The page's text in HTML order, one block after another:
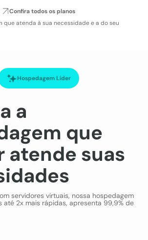
Confira todos os planos
que atenda à sua necessidade e a do seu
Hospedagem Líder
a
que
atende suas
servidores virtuais, nossa hospedagem
até 2x mais rápidas, apresenta 99,9% de